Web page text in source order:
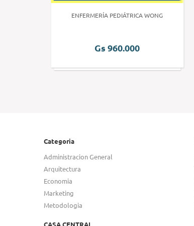
ENFERMERÍA PEDIÁTRICA WONG
Gs 960.000
Categoria
Administracion General
Arquitectura
Economia
Marketing
Metodologia
CASA CENTRAL